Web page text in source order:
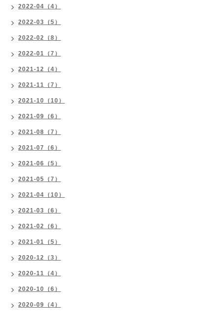
2022-04（4）
2022-03（5）
2022-02（8）
2022-01（7）
2021-12（4）
2021-11（7）
2021-10（10）
2021-09（6）
2021-08（7）
2021-07（6）
2021-06（5）
2021-05（7）
2021-04（10）
2021-03（6）
2021-02（6）
2021-01（5）
2020-12（3）
2020-11（4）
2020-10（6）
2020-09（4）